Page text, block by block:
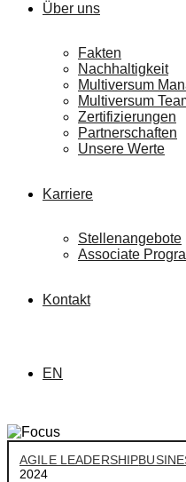
Über uns
Fakten
Nachhaltigkeit
Multiversum
Multiversum
Zertifizierungen
Partnerschaften
Unsere Werte
Karriere
Stellenangebote
Associate
Kontakt
EN
AGILE LEADERSHIP
2024